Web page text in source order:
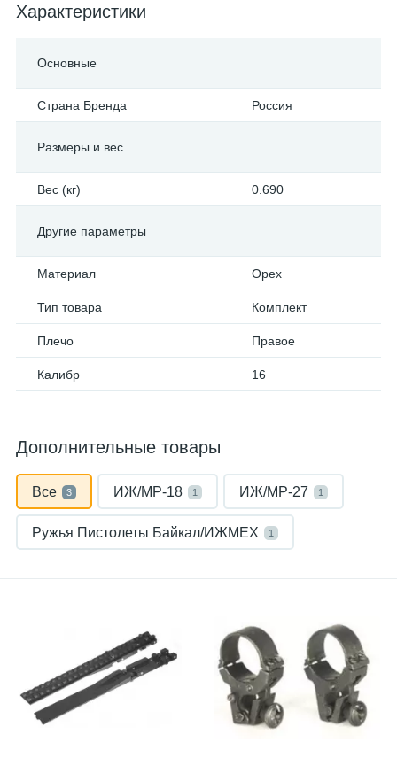
Характеристики
Основные
Страна Бренда Россия
Размеры и вес
Вес (кг) 0.690
Другие параметры
Материал Орех
Тип товара Комплект
Плечо Правое
Калибр 16
Дополнительные товары
Все 3 ИЖ/МР-18 1 ИЖ/МР-27 1
Ружья Пистолеты Байкал/ИЖМЕХ 1